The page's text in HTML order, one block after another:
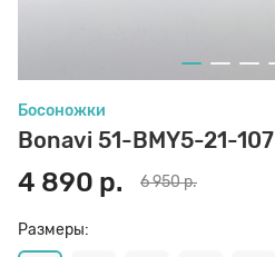
Босоножки
Bonavi 51-BMY5-21-107
4 890 р. 6 950 р.
Размеры:
8 den
Полустельки
Пропитка